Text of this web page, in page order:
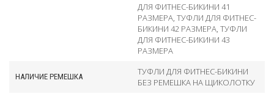
ДЛЯ ФИТНЕС-БИКИНИ 41
РАЗМЕРА, ТУФЛИ ДЛЯ ФИТНЕС-
БИКИНИ 42 РАЗМЕРА, ТУФЛИ
ДЛЯ ФИТНЕС-БИКИНИ 43
РАЗМЕРА
НАЛИЧИЕ РЕМЕШКА
ТУФЛИ ДЛЯ ФИТНЕС-БИКИНИ
БЕЗ РЕМЕШКА НА ЩИКОЛОТКУ